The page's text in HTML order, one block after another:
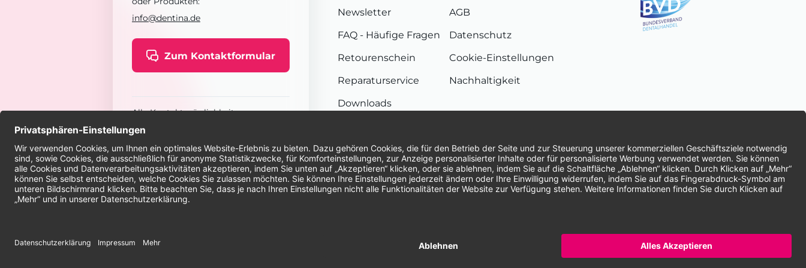
info@dentina.de
Zum Kontaktformular
Alle Kontaktmöglichkeiten
Newsletter
FAQ - Häufige Fragen
Retourenschein
Reparaturservice
Downloads
AGB
Datenschutz
Cookie-Einstellungen
Nachhaltigkeit
© 2026 Dentina GmbH | Alle Rechte vorbehalten | * Alle Preise zzgl. gesetzlicher Mehrwertsteuer